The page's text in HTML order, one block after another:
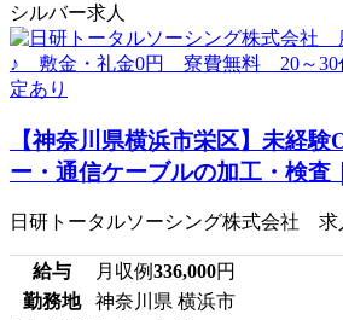
シルバー求人
【神奈川県横浜市栄区】未経
ー・通信ケーブルの加工・検査
日研トータルソーシング株式会社 求
給与 月収例336,000円
勤務地
神奈川県 横浜市